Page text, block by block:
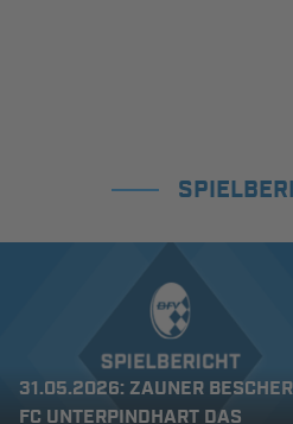
31.05.2026: ZAUNER
FC UNTERPINDHART DAS